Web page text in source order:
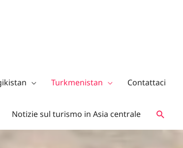
Turkmenistan Contattaci
Notizie sul turismo in Asia centrale